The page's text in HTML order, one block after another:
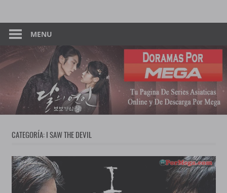
content
Dorama
–
Por
Mega
Pagina
Descarga
Por
Mega
MENU
CATEGORÍA:I SAW THE DEVIL